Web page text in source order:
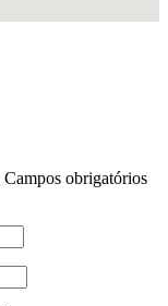
Campos obrigatórios